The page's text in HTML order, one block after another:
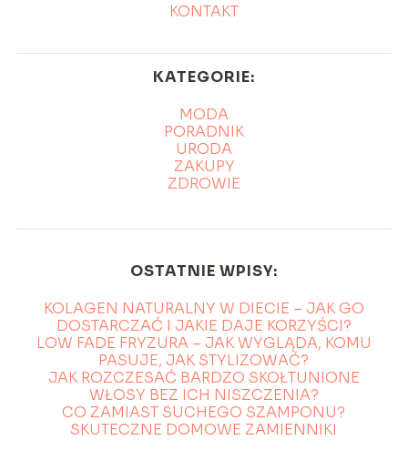
KONTAKT
KATEGORIE:
MODA
PORADNIK
URODA
ZAKUPY
ZDROWIE
OSTATNIE WPISY:
KOLAGEN NATURALNY W DIECIE – JAK GO
DOSTARCZAĆ I JAKIE DAJE KORZYŚCI?
LOW FADE FRYZURA – JAK WYGLĄDA, KOMU
PASUJE, JAK STYLIZOWAĆ?
JAK ROZCZESAĆ BARDZO SKOŁTUNIONE
WŁOSY BEZ ICH NISZCZENIA?
CO ZAMIAST SUCHEGO SZAMPONU?
SKUTECZNE DOMOWE ZAMIENNIKI